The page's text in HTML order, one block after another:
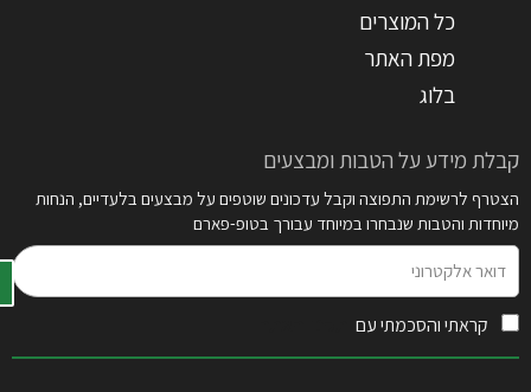
כל המוצרים
מפת האתר
בלוג
קבלת מידע על הטבות ומבצעים
הצטרף לרשימת התפוצה וקבל עדכונים שוטפים על מבצעים בלעדיים, הנחות
מיוחדות והטבות שנבחרו במיוחד עבורך בטופ-פארם
אלקטרוני
קראתי והסכמתי עם